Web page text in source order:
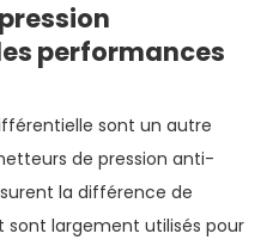
performances
sont un autre
de pression anti-
la différence de
sont largement utilisés pour